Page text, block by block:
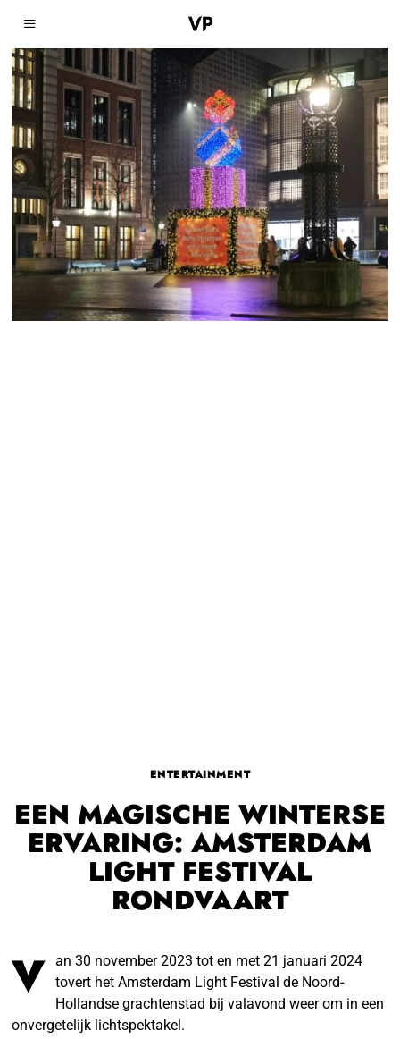
ENTERTAINMENT
EEN MAGISCHE WINTERSE
ERVARING: AMSTERDAM
LIGHT FESTIVAL
RONDVAART
V
an 30 november 2023 tot en met 21 januari 2024
tovert het Amsterdam Light Festival de Noord-
Hollandse grachtenstad bij valavond weer om in een
onvergetelijk lichtspektakel.